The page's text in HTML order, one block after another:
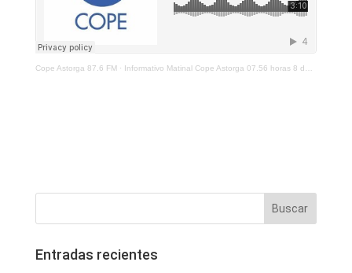
Cope Astorga 87.6 FM· Informativo Matinal Cope Astorga 07.56 horas 8 de Septiembre 2021
Entradas recientes